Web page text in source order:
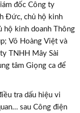
đốc Công ty
Đức, chủ hộ kinh
hộ kinh doanh Thông
Võ Hoàng Việt và
TNHH Mây Sài
tâm Giọng ca để
tra dấu hiệu vi
sau Công điện